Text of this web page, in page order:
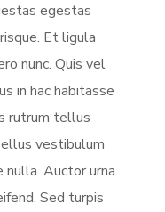
egestas
Et ligula
nunc. Quis vel
in hac habitasse
rutrum tellus
vestibulum
Auctor urna
Sed turpis